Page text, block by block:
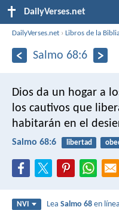
DailyVerses.net
DailyVerses.net ›Libros de la
Salmo 68:6
Dios da un hogar a
los cautivos que
habitarán en el
Salmo 68:6 libertad
NVI LeaSalmo 68 en línea